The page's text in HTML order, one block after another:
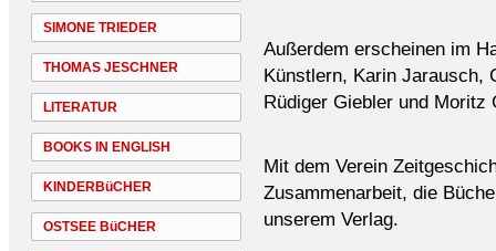
SIMONE TRIEDER
THOMAS JESCHNER
LITERATUR
BOOKS IN ENGLISH
KINDERBüCHER
OSTSEE BüCHER
Außerdem erscheinen im
Künstlern, Karin Jarausch,
Rüdiger Giebler und Moritz
Mit dem Verein
Zusammenarbeit, die
unserem Verlag.